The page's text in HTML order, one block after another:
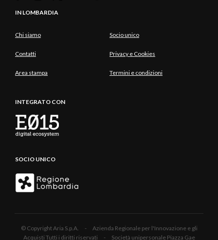
IN LOMBARDIA
Chi siamo Socio unico
Contatti Privacy e Cookies
Area stampa Termini e condizioni
INTEGRATO CON
SOCIO UNICO
© Copyright Aria S.p.A. - Azienda Regionale per l'Innovazione e gli
Acquisti Tutti i diritti riservati - Società unipersonale Piazza Gae